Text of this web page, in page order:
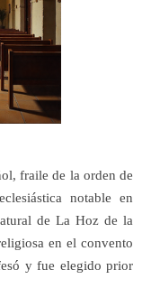
fraile de la orden de
notable en
de La Hoz de la
en el convento
y fue elegido prior